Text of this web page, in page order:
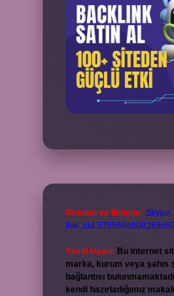
Reklam ve İletişim: Skype:
live:.cid.575569c608265c69
Yasal Uyarı: Bu internet
marka, kurum veya şahıs
bağlantısı
kendi hazırladığımız